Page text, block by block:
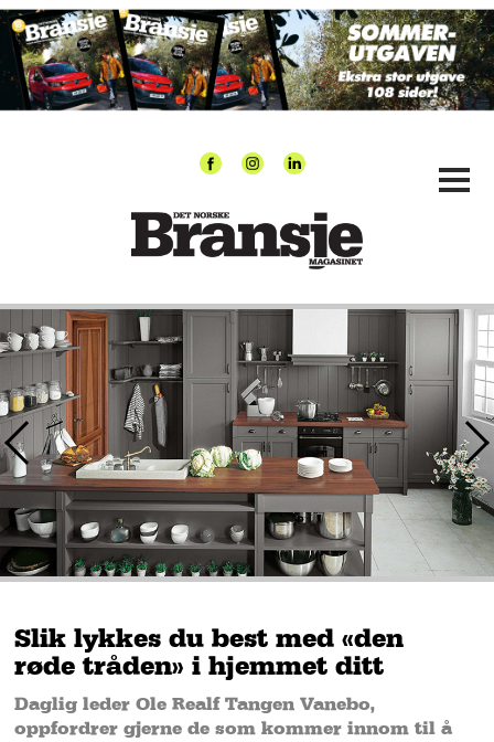
Slik lykkes du best med «den
røde tråden» i hjemmet ditt
Daglig leder Ole Realf Tangen Vanebo,
oppfordrer gjerne de som kommer innom til å